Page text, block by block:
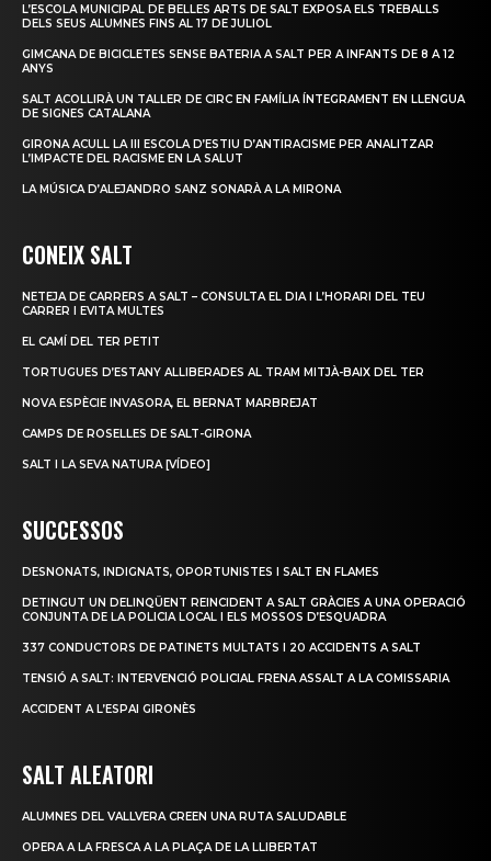
L’ESCOLA MUNICIPAL DE BELLES ARTS DE SALT EXPOSA ELS TREBALLS
DELS SEUS ALUMNES FINS AL 17 DE JULIOL
GIMCANA DE BICICLETES SENSE BATERIA A SALT PER A INFANTS DE 8 A 12
ANYS
SALT ACOLLIRÀ UN TALLER DE CIRC EN FAMÍLIA ÍNTEGRAMENT EN LLENGUA
DE SIGNES CATALANA
GIRONA ACULL LA III ESCOLA D’ESTIU D’ANTIRACISME PER ANALITZAR
L’IMPACTE DEL RACISME EN LA SALUT
LA MÚSICA D’ALEJANDRO SANZ SONARÀ A LA MIRONA
CONEIX SALT
NETEJA DE CARRERS A SALT – CONSULTA EL DIA I L’HORARI DEL TEU
CARRER I EVITA MULTES
EL CAMÍ DEL TER PETIT
TORTUGUES D’ESTANY ALLIBERADES AL TRAM MITJÀ-BAIX DEL TER
NOVA ESPÈCIE INVASORA, EL BERNAT MARBREJAT
CAMPS DE ROSELLES DE SALT-GIRONA
SALT I LA SEVA NATURA [VÍDEO]
SUCCESSOS
DESNONATS, INDIGNATS, OPORTUNISTES I SALT EN FLAMES
DETINGUT UN DELINQÜENT REINCIDENT A SALT GRÀCIES A UNA OPERACIÓ
CONJUNTA DE LA POLICIA LOCAL I ELS MOSSOS D’ESQUADRA
337 CONDUCTORS DE PATINETS MULTATS I 20 ACCIDENTS A SALT
TENSIÓ A SALT: INTERVENCIÓ POLICIAL FRENA ASSALT A LA COMISSARIA
ACCIDENT A L’ESPAI GIRONÈS
SALT ALEATORI
ALUMNES DEL VALLVERA CREEN UNA RUTA SALUDABLE
OPERA A LA FRESCA A LA PLAÇA DE LA LLIBERTAT